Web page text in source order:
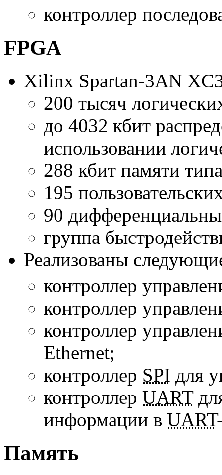
контроллер
FPGA
Xilinx Spartan-3AN
200 тысяч
до 4032 кбит
использовании
288 кбит памяти
195
90
группа
Реализованы
контроллер
контроллер
контроллер
Ethernet;
контроллер SPI для
контроллер UART
информации в UART
Память